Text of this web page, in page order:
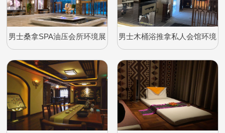
男士桑拿SPA油压会所环境展
示
男士木桶浴推拿私人会馆环境
展示